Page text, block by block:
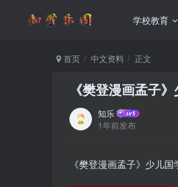
学校教育
首页 中文资料 正文
《樊登漫画孟子
知乐
1年前发布
《樊登漫画孟子》少儿